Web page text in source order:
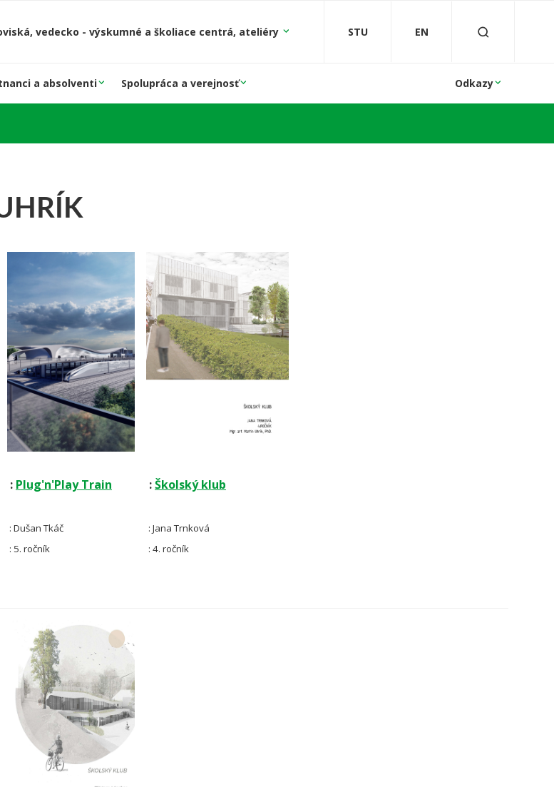
vedecko - výskumné a školiace centrá, ateliéry STU EN
a absolventi Spolupráca a verejnosť Odkazy
: Plug'n'Play Train
: Dušan Tkáč
: 5. ročník
:Školský klub
: Jana Trnková
: 4. ročník